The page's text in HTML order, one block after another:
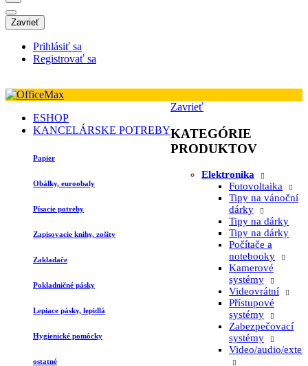
Zavrieť
Prihlásiť sa
Registrovať sa
ESHOP
KANCELÁRSKE POTREBY
Papier
Obálky, euroobaly
Písacie potreby
Zapisovacie knihy, zošity
Zakladače
Pokladničné pásky
Lepiace pásky, lepidlá
Hygienické pomôcky
ostatné
Zavrieť
KATEGÓRIE
PRODUKTOV
Elektronika
Fotovoltaika
Tipy na vánoční
dárky
Tipy na dárky
Tipy na dárky
Počítače a
notebooky
Kamerové
systémy
Videovrátní
Přístupové
systémy
Zabezpečovací
systémy
Video/audio/